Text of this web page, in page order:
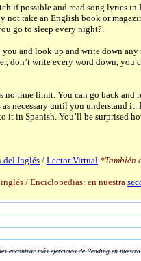
if possible and read song lyrics
not take an English book or
go to sleep every night?.
and look up and write down any
don’t write every word down, you
time limit. You can go back and
necessary until you understand it.
it in Spanish. You’ll be surprised
del Inglés / Lector Virtual *También
/ Enciclopedias: en nuestra
encontrar más ejercicios de Reading en